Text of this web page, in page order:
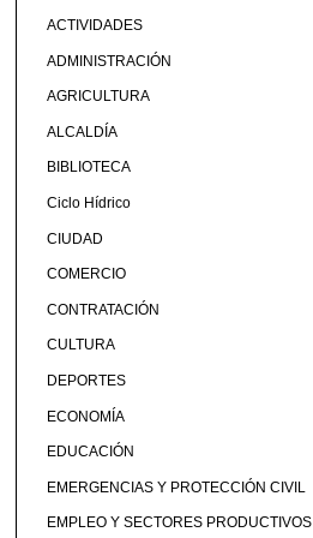
ACTIVIDADES
ADMINISTRACIÓN
AGRICULTURA
ALCALDÍA
BIBLIOTECA
Ciclo Hídrico
CIUDAD
COMERCIO
CONTRATACIÓN
CULTURA
DEPORTES
ECONOMÍA
EDUCACIÓN
EMERGENCIAS Y PROTECCIÓN CIVIL
EMPLEO Y SECTORES PRODUCTIVOS